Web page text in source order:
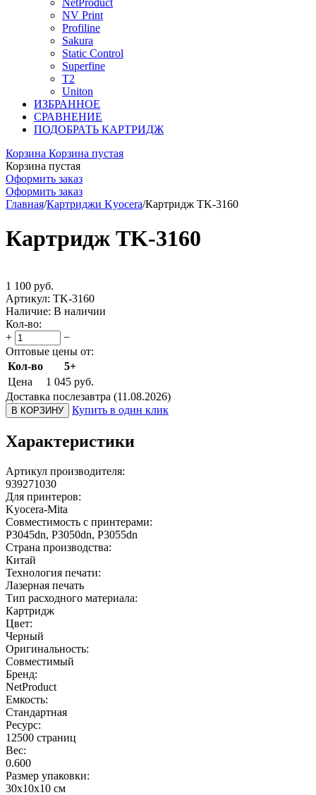
NetProduct
NV Print
Profiline
Sakura
Static Control
Superfine
T2
Uniton
ИЗБРАННОЕ
СРАВНЕНИЕ
ПОДОБРАТЬ КАРТРИДЖ
Корзина Корзина пустая
Корзина пустая
Оформить заказ
Оформить заказ
Главная/Картриджи Kyocera/Картридж TK-3160
Картридж TK-3160
1 100 руб.
Артикул: TK-3160
Наличие: В наличии
Кол-во:
+
−
Оптовые цены от:
Кол-во
5+
Цена
1 045 руб.
Доставка послезавтра (11.08.2026)
В КОРЗИНУ Купить в один клик
Характеристики
Артикул производителя:
939271030
Для принтеров:
Kyocera-Mita
Совместимость с принтерами:
P3045dn, P3050dn, P3055dn
Страна производства:
Китай
Технология печати:
Лазерная печать
Тип расходного материала:
Картридж
Цвет:
Черный
Оригинальность:
Совместимый
Бренд:
NetProduct
Емкость:
Стандартная
Ресурс:
12500 страниц
Вес:
0.600
Размер упаковки:
30x10x10 см